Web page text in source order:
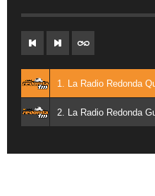
1. La Radio Redonda
2. La Radio Redonda